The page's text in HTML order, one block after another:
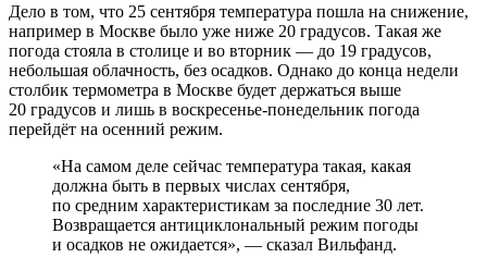
Дело в том, что 25 сентября температура пошла на снижение,
например в Москве было уже ниже 20 градусов. Такая же
погода стояла в столице и во вторник — до 19 градусов,
небольшая облачность, без осадков. Однако до конца недели
столбик термометра в Москве будет держаться выше
20 градусов и лишь в воскресенье-понедельник погода
перейдёт на осенний режим.
«На самом деле сейчас температура такая, какая
должна быть в первых числах сентября,
по средним характеристикам за последние 30 лет.
Возвращается антициклональный режим погоды
и осадков не ожидается», — сказал Вильфанд.